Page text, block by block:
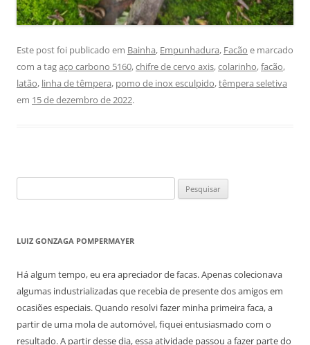
Este post foi publicado em Bainha, Empunhadura, Facão e marcado
com a tagaço carbono 5160,chifre de cervo axis,colarinho,facão,
latão, linha de têmpera, pomo de inox esculpido,têmpera seletiva
em 15 de dezembro de 2022.
por:
LUIZ GONZAGA POMPERMAYER
Há algum tempo, eu era apreciador de facas. Apenas colecionava
algumas industrializadas que recebia de presente dos amigos em
ocasiões especiais. Quando resolvi fazer minha primeira faca, a
partir de uma mola de automóvel, fiquei entusiasmado com o
resultado. A partir desse dia, essa atividade passou a fazer parte do